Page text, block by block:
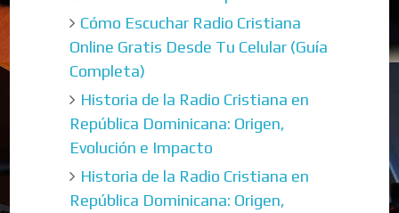
Cómo Escuchar Radio Cristiana
Online Gratis Desde Tu Celular (Guía
Completa)
Historia de la Radio Cristiana en
República Dominicana: Origen,
Evolución e Impacto
Historia de la Radio Cristiana en
República Dominicana: Origen,